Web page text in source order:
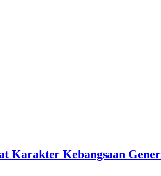
Karakter Kebangsaan